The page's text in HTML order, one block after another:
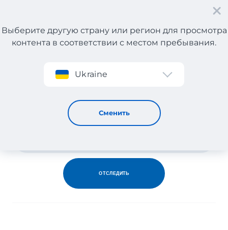
Регистрация
Выберите другую страну или регион для просмотра
контента в соответствии с местом пребывания.
Ukraine
Сменить
Отслеживание посылок